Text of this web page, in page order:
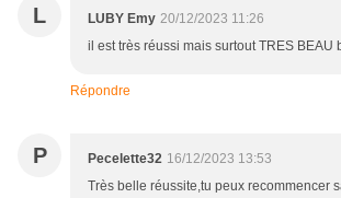
L LUBY Emy 20/12/2023 11:26
il est très réussi mais surtout TRES BEAU
Répondre
P Pecelette32 16/12/2023 13:53
Très belle réussite,tu peux recommencer